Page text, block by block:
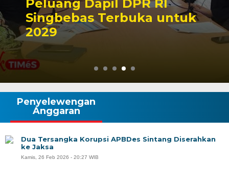
Kontroversi Putusan
Korupsi Askiman, Final
atau Lanjut
Penyelewengan
Anggaran
Dua Tersangka Korupsi APBDes Sintang Diserahkan
ke Jaksa
Kamis, 26 Feb 2026 - 20:27 WIB